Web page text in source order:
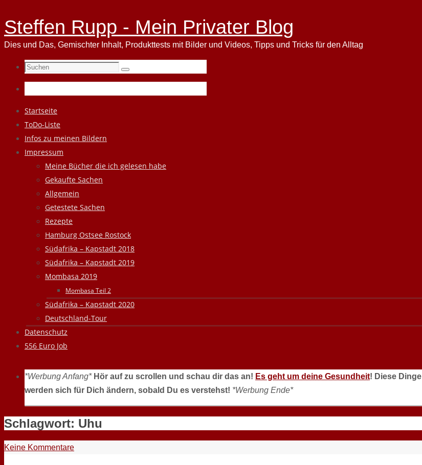
Steffen Rupp - Mein Privater Blog
Dies und Das, Gemischter Inhalt, Produkttests mit Bilder und Videos, Tipps und Tricks für den Alltag
Suchen
nach:
Suchen
Zum
Inhalt
springen
Startseite
ToDo-Liste
Infos zu meinen Bildern
Impressum
Meine Bücher die ich gelesen habe
Gekaufte Sachen
Allgemein
Getestete Sachen
Rezepte
Hamburg Ostsee Rostock
Südafrika – Kapstadt 2018
Südafrika – Kapstadt 2019
Mombasa 2019
Mombasa Teil 2
Südafrika – Kapstadt 2020
Deutschland-Tour
Datenschutz
556 Euro Job
*Werbung Anfang* Hör auf zu scrollen und schau dir das an! Es geht um deine Gesundheit! Diese Dinge
werden sich für Dich ändern, sobald Du es verstehst! *Werbung Ende*
Schlagwort: Uhu
Keine Kommentare